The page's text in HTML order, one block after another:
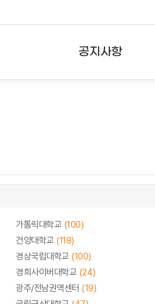
공지사항
가톨릭대학교 (100)
건양대학교 (118)
경상국립대학교 (100)
경희사이버대학교 (24)
광주/전남권역센터 (19)